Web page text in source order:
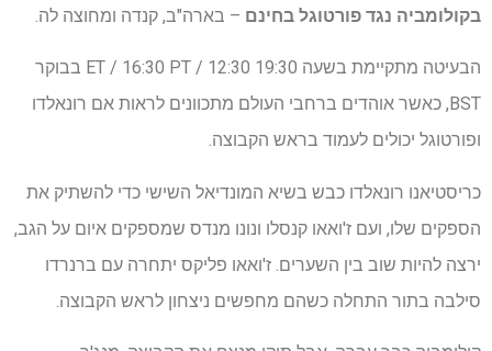
בקולומביה נגד פורטוגל בחינם – בארה"ב, קנדה ומחוצה לה.
הבעיטה מתקיימת בשעה 19:30 ET / 16:30 PT / 12:30 בבוקר
BST, כאשר אוהדים ברחבי העולם מתכוונים לראות אם רונאלדו
ופורטוגל יכולים לעמוד בראש הקבוצה.
כריסטיאנו רונאלדו כבש בשיא המונדיאל השישי כדי להשתיק את
הספקים שלו, ועם ז'ואאו קנסלו ונונו מנדס שמספקים איום על הגב,
ירצה להיות שוב בין השערים. ז'ואאו פליקס יתחרה עם ברנרדו
סילבה בתור התחלה כשהם מחפשים ניצחון לראש הקבוצה.